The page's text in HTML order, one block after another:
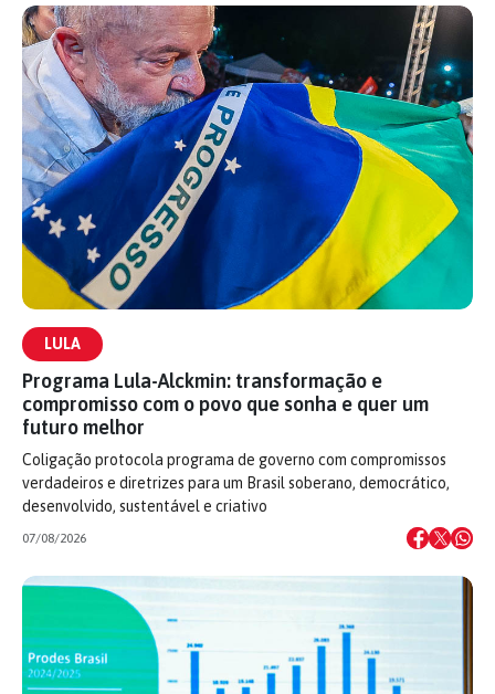
LULA
Programa Lula-Alckmin: transformação e
compromisso com o povo que sonha e quer um
futuro melhor
Coligação protocola programa de governo com compromissos
verdadeiros e diretrizes para um Brasil soberano, democrático,
desenvolvido, sustentável e criativo
07/08/2026